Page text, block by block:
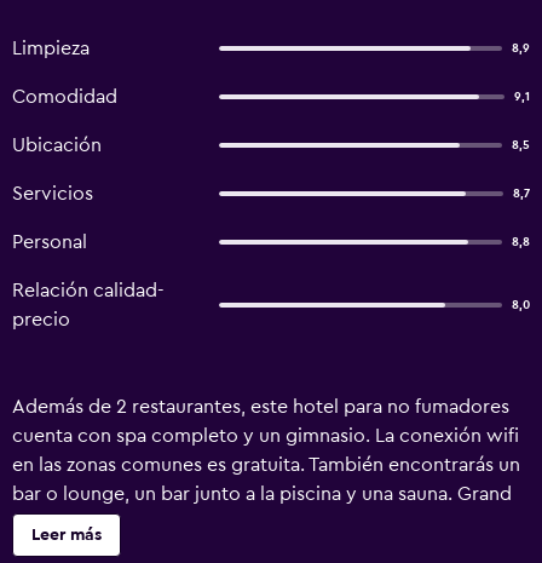
Limpieza 8,9
Comodidad 9,1
Ubicación 8,5
Servicios 8,7
Personal 8,8
Relación calidad-
precio
8,0
Además de 2 restaurantes, este hotel para no fumadores
cuenta con spa completo y un gimnasio. La conexión wifi
en las zonas comunes es gratuita. También encontrarás un
bar o lounge, un bar junto a la piscina y una sauna. Grand
Hyatt Barcelona ofrece 465 alojamientos con minibar y
máquina de café espresso. Las camas tienen colchones
Leer más